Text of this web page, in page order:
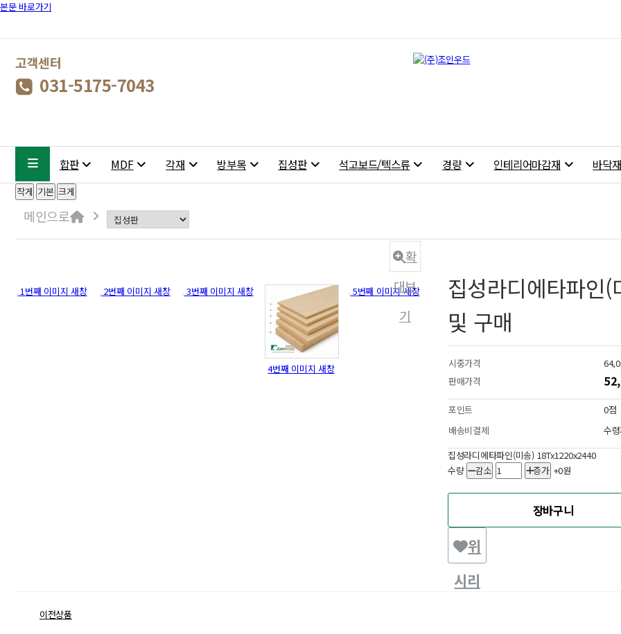
본문 바로가기
고객센터
031-5175-7043
합판 MDF 각재 방부목 집성판 석고보드/텍스류 경량 인테리어마감재 바닥재
작게 기본 크게
메인으로
확
대보
기
1번째 이미지 새창 2번째 이미지 새창 3번째 이미지 새창
4번째 이미지 새창
5번째 이미지 새창
집성라디에타파
및 구매
시중가격
판매가격
포인트
0점
배송비결제
수
집성라디에타파인(미송) 18Tx1220x2440
수량
감소 증가 +0원
장바구니
위
시리
이전상품